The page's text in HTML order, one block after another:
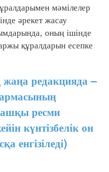
мәмілелер
әрекет жасау
оның ішінде
құралдарын есепке
редакцияда –
ресми
күнтізбелік он
енгізіледі)